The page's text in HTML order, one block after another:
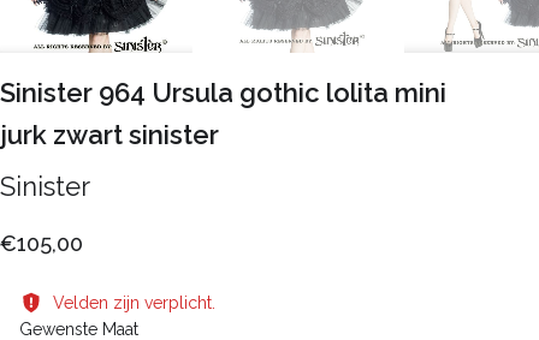
Sinister 964 Ursula gothic lolita mini
jurk zwart sinister
Sinister
€105,00
Velden zijn verplicht.
Gewenste Maat